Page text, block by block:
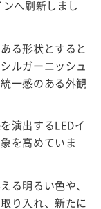
ンへ刷新しまし
る形状とすると
ルガーニッシュ
一感のある外観
演出するLEDイ
を高めていま
る明るい色や、
り入れ、新たに